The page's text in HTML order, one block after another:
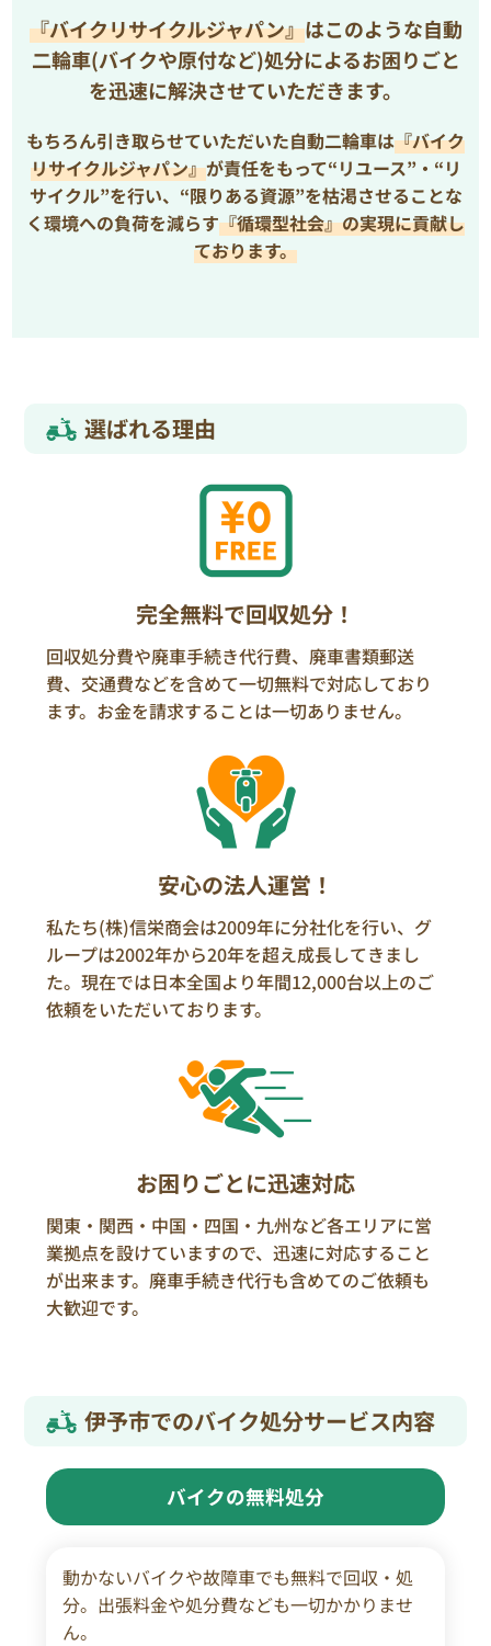
『バイクリサイクルジャパン』はこのような自動
二輪車(バイクや原付など)処分によるお困りごと
を迅速に解決させていただきます。
もちろん引き取らせていただいた自動二輪車は『バイク
リサイクルジャパン』が責任をもって“リユース”・“リ
サイクル”を行い、 “限りある資源”を枯渇させることな
く環境への負荷を減らす『循環型社会』の実現に貢献し
ております。
選ばれる理由
完全無料で回収処分！
回収処分費や廃車手続き代行費、廃車書類郵送
費、交通費などを含めて一切無料で対応しており
ます。お金を請求することは一切ありません。
安心の法人運営！
私たち(株)信栄商会は2009年に分社化を行い、グ
ループは2002年から20年を超え成長してきまし
た。現在では日本全国より年間12,000台以上のご
依頼をいただいております。
お困りごとに迅速対応
関東・関西・中国・四国・九州など各エリアに営
業拠点を設けていますので、迅速に対応すること
が出来ます。廃車手続き代行も含めてのご依頼も
大歓迎です。
伊予市でのバイク処分サービス内容
バイクの無料処分
動かないバイクや故障車でも無料で回収・処
分。出張料金や処分費なども一切かかりませ
ん。